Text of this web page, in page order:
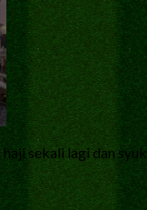
sekali lagi dan